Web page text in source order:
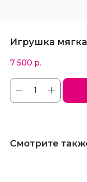
Игрушка
7 500 р.
Смотрите